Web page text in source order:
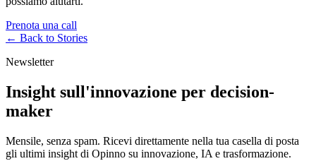
Prenota una call
← Back to Stories
Newsletter
Insight sull'innovazione per decision-
maker
Mensile, senza spam. Ricevi direttamente nella tua casella di posta
gli ultimi insight di Opinno su innovazione, IA e trasformazione.